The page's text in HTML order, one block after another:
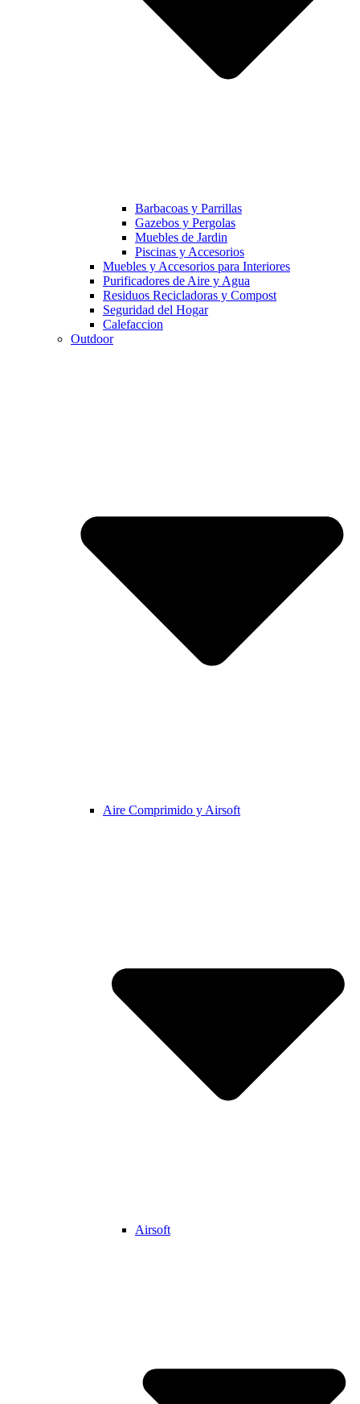
Barbacoas y Parrillas
Gazebos y Pergolas
Muebles de Jardin
Piscinas y Accesorios
Muebles y Accesorios para Interiores
Purificadores de Aire y Agua
Residuos Recicladoras y Compost
Seguridad del Hogar
Calefaccion
Outdoor
Aire Comprimido y Airsoft
Airsoft